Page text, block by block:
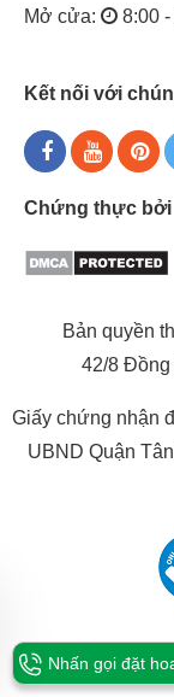
Mở cửa:
8:00
Kết nối với
Chứng thực bởi
Bản quyền
42/8 Đồng
Giấy chứng nhận
UBND Quận
Nhấn gọi đặt